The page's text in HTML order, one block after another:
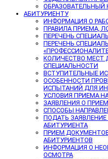
ОБРАЗОВАТЕЛЬНЫЙ
АБИТУРИЕНТУ
ИНФОРМАЦИЯ О
ПРАВИЛА ПРИЕМА,
ПЕРЕЧЕНЬ
ПЕРЕЧЕНЬ
КОЛИЧЕСТВО МЕСТ
СПЕЦИАЛЬНОСТИ
ВСТУПИТЕЛЬНЫЕ
ОСОБЕННОСТИ
ИСПЫТАНИЙ ДЛЯ
УСЛОВИЯ ПРИЕМА
ЗАЯВЛЕНИЯ О
СПОСОБЫ
ПОДАТЬ
АБИТУРИЕНТА
ПРИЕМ
АБИТУРИЕНТОВ
ИНФОРМАЦИЯ О
ОСМОТРА